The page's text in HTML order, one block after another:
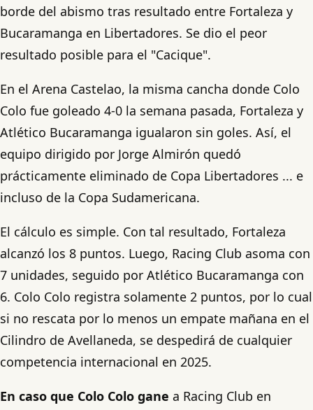
borde del abismo tras resultado entre Fortaleza y
Bucaramanga en Libertadores. Se dio el peor
resultado posible para el "Cacique".
En el Arena Castelao, la misma cancha donde Colo
Colo fue goleado 4-0 la semana pasada, Fortaleza y
Atlético Bucaramanga igualaron sin goles. Así, el
equipo dirigido por Jorge Almirón quedó
prácticamente eliminado de Copa Libertadores ... e
incluso de la Copa Sudamericana.
El cálculo es simple. Con tal resultado, Fortaleza
alcanzó los 8 puntos. Luego, Racing Club asoma con
7 unidades, seguido por Atlético Bucaramanga con
6. Colo Colo registra solamente 2 puntos, por lo cual
si no rescata por lo menos un empate mañana en el
Cilindro de Avellaneda, se despedirá de cualquier
competencia internacional en 2025.
En caso que Colo Colo gane a Racing Club en